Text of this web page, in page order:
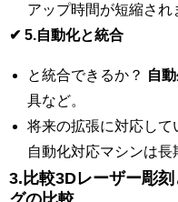
アップ時間が短縮され
✔ 5.自動化と統合
と統合できるか？ 自
具など。
将来の拡張に対応して
自動化対応マシンは長
3. 比較3Dレーザー彫